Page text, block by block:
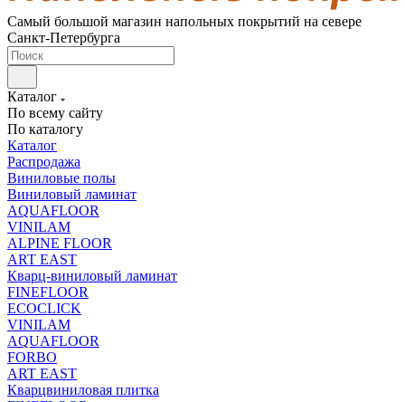
Самый большой магазин напольных покрытий на севере
Санкт-Петербурга
Каталог
По всему сайту
По каталогу
Каталог
Распродажа
Виниловые полы
Виниловый ламинат
AQUAFLOOR
VINILAM
ALPINE FLOOR
ART EAST
Кварц-виниловый ламинат
FINEFLOOR
ECOCLICK
VINILAM
AQUAFLOOR
FORBO
ART EAST
Кварцвиниловая плитка